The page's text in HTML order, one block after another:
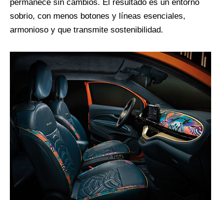
permanece sin cambios. El resultado es un entorno
sobrio, con menos botones y líneas esenciales,
armonioso y que transmite sostenibilidad.